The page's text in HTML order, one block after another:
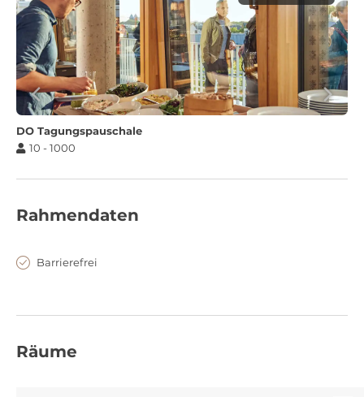
Rooftop Lounge im Dachgeschoss setzt stilvolle
Akzente für exklusive Business-Events und
entspanntes Networking mit Blick über die Stadt.
DO Tagungspauschale
10 - 1000
Rahmendaten
Barrierefrei
Räume